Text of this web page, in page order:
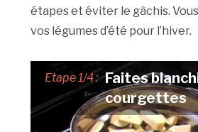
étapes et éviter le gâchis.
vos légumes d’été pour l’hiver.
Etape 1/4 : Faites
courgettes